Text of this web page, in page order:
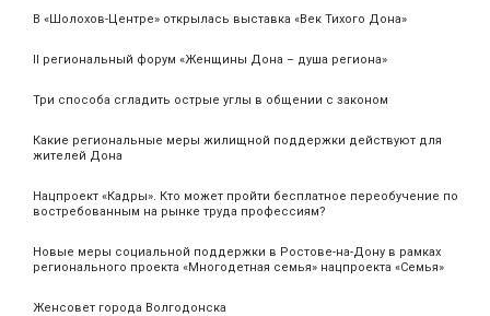
В «Шолохов-Центре» открылась выставка «Век Тихого Дона»
II региональный форум «Женщины Дона – душа региона»
Три способа сгладить острые углы в общении с законом
Какие региональные меры жилищной поддержки действуют для
жителей Дона
Нацпроект «Кадры». Кто может пройти бесплатное переобучение по
востребованным на рынке труда профессиям?
Новые меры социальной поддержки в Ростове-на-Дону в рамках
регионального проекта «Многодетная семья» нацпроекта «Семья»
Женсовет города Волгодонска